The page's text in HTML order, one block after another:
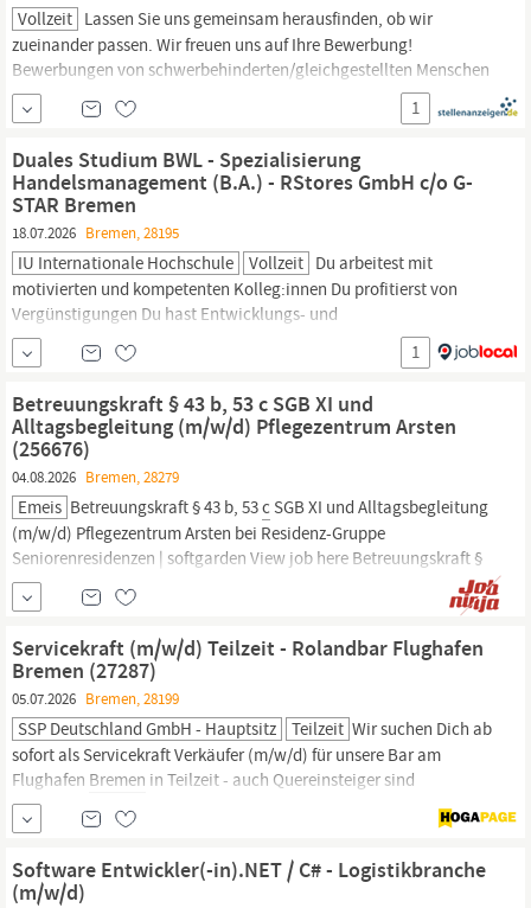
Vollzeit Lassen Sie uns gemeinsam herausfinden, ob wir
zueinander passen. Wir freuen uns auf Ihre Bewerbung!
Bewerbungen von schwerbehinderten/gleichgestellten Menschen
begrüßen wir ausdrücklich. Ihre persönliche Ansprechpartnerin:
Melina Martens DMK Deutsches Milchkontor GmbH Maria-Cunitz-
1
Duales Studium BWL - Spezialisierung
Handelsmanagement (B.A.) - RStores GmbH c/o G-
STAR Bremen
18.07.2026 Bremen, 28195
IU Internationale Hochschule Vollzeit Du arbeitest mit
motivierten und kompetenten Kolleg:innen Du profitierst von
Vergünstigungen Du hast Entwicklungs- und
Weiterbildungsmöglichkeiten Du kannst an unseren Team-Events
teilnehmen Bei der IU - Campus
Ein staatlich
Abschluss Bachelor of Arts (B.A.)
1
Betreuungskraft § 43 b, 53 c SGB XI und
Alltagsbegleitung (m/w/d) Pflegezentrum Arsten
(256676)
04.08.2026 Bremen, 28279
Emeis Betreuungskraft § 43 b, 53c SGB XI und Alltagsbegleitung
(m/w/d) Pflegezentrum Arsten bei Residenz-Gruppe
Seniorenresidenzen | softgarden View job here Betreuungskraft §
43 b, 53
SGB XI und Alltagsbegleitung (m/w/d) Pflegezentrum
Arsten Teilzeit Heukämpendamm 54, 28279
Mit & Ohne
Servicekraft (m/w/d) Teilzeit - Rolandbar Flughafen
Bremen (27287)
05.07.2026 Bremen, 28199
SSP Deutschland GmbH - Hauptsitz Teilzeit Wir suchen Dich ab
sofort als Servicekraft Verkäufer (m/w/d) für unsere Bar am
Flughafen Bremen in Teilzeit - auch Quereinsteiger sind
willkommen. Mehr als 10 Gründe mit der SSP zu arbeiten:
Urlaubsgeld Weihnachtsgeld Feiertagszuschlag Vergünstigte
Personalverpflegung Bis zu 50% Rabatt deutschlandweit in all
unseren anderen Verkaufsstellen 33%
Software Entwickler(-in).NET / C# - Logistikbranche
(m/w/d)